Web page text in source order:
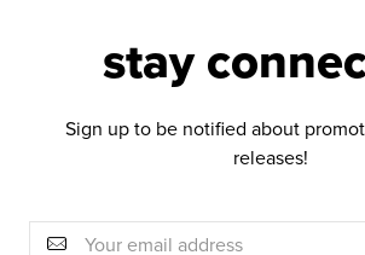
stay
Sign up to be notified about
releases!